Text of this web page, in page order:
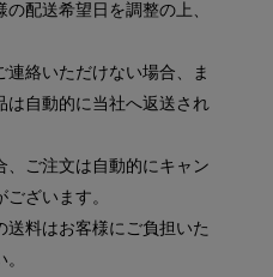
配送希望日を調整の上、
絡いただけない場合、ま
は自動的に当社へ返送され
ご注文は自動的にキャン
ざいます。
料はお客様にご負担いた